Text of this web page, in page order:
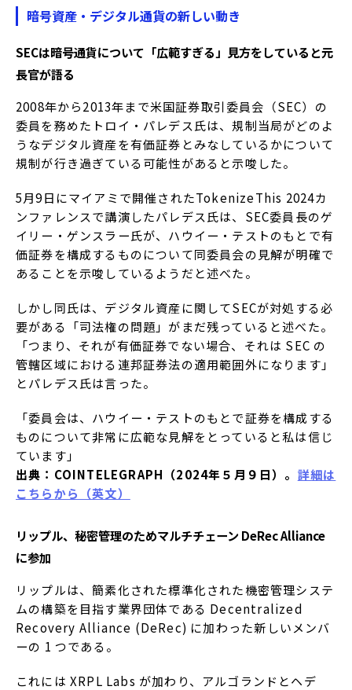
暗号資産・デジタル通貨の新しい動き
SECは暗号通貨について「広範すぎる」見方をしていると元
長官が語る
2008年から2013年まで米国証券取引委員会（SEC）の
委員を務めたトロイ・パレデス氏は、規制当局がどのよ
うなデジタル資産を有価証券とみなしているかについて
規制が行き過ぎている可能性があると示唆した。
5月9日にマイアミで開催されたTokenizeThis 2024カ
ンファレンスで講演したパレデス氏は、SEC委員長のゲ
イリー・ゲンスラー氏が、ハウイー・テストのもとで有
価証券を構成するものについて同委員会の見解が明確で
あることを示唆しているようだと述べた。
しかし同氏は、デジタル資産に関してSECが対処する必
要がある「司法権の問題」がまだ残っていると述べた。
「つまり、それが有価証券でない場合、それは SEC の
管轄区域における連邦証券法の適用範囲外になります」
とパレデス氏は言った。
「委員会は、ハウイー・テストのもとで証券を構成する
ものについて非常に広範な見解をとっていると私は信じ
ています」
出典：COINTELEGRAPH（2024年５月９日）。 詳細は
こちらから（英文）
リップル、秘密管理のためマルチチェーン DeRec Alliance
に参加
リップルは、簡素化された標準化された機密管理システ
ムの構築を目指す業界団体である Decentralized
Recovery Alliance (DeRec) に加わった新しいメンバ
ーの 1 つである。
これには XRPL Labs が加わり、アルゴランドとヘデ